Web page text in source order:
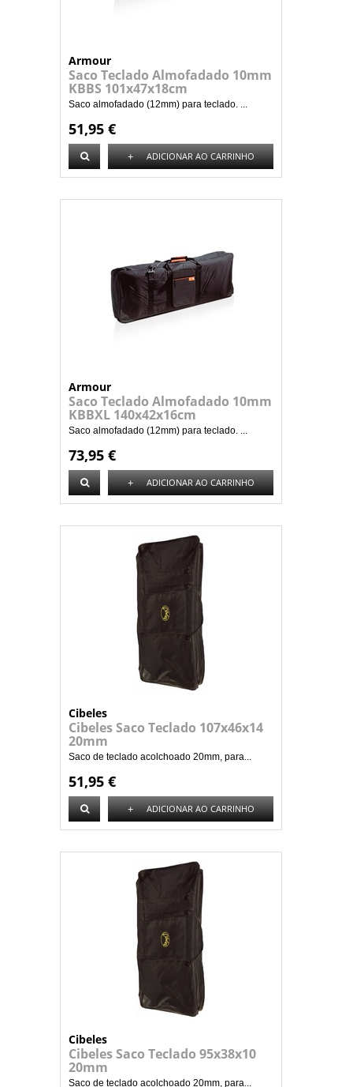
Armour
Saco Teclado Almofadado 10mm
KBBS 101x47x18cm
Saco almofadado (12mm) para teclado. ...
51,95 €
+ ADICIONAR AO CARRINHO
Armour
Saco Teclado Almofadado 10mm
KBBXL 140x42x16cm
Saco almofadado (12mm) para teclado. ...
73,95 €
+ ADICIONAR AO CARRINHO
Cibeles
Cibeles Saco Teclado 107x46x14
20mm
Saco de teclado acolchoado 20mm, para...
51,95 €
+ ADICIONAR AO CARRINHO
Cibeles
Cibeles Saco Teclado 95x38x10
20mm
Saco de teclado acolchoado 20mm, para...